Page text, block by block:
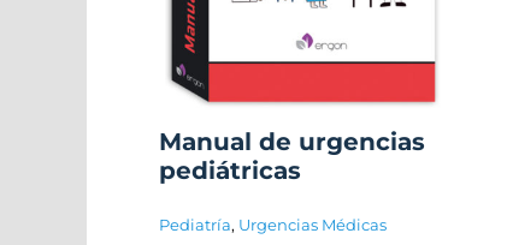
Manual de urgencias
pediátricas
Pediatría, Urgencias Médicas